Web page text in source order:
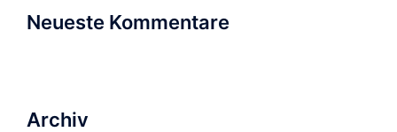
Neueste Kommentare
Archiv